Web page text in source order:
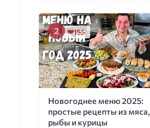
Новогоднее меню 2025:
простые рецепты из мяса,
рыбы и курицы
155